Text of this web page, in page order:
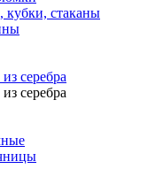
стаканы
серебра
серебра